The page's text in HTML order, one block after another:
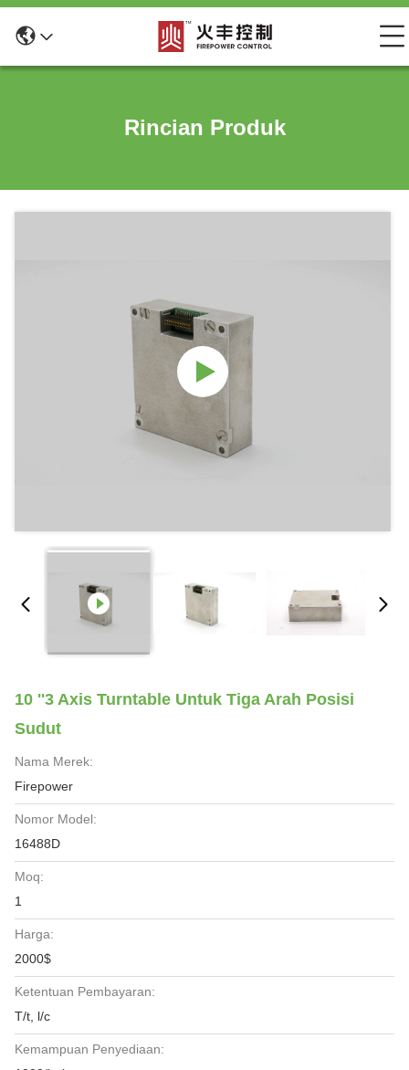
Rincian Produk
10 ''3 Axis Turntable Untuk Tiga Arah Posisi
Sudut
Nama Merek:
Firepower
Nomor Model:
16488D
Moq:
1
Harga:
2000$
Ketentuan Pembayaran:
T/t, l/c
Kemampuan Penyediaan: